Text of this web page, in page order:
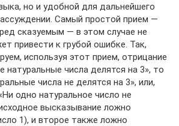
но и удобной для дальнейшего
Cамый простой прием —
сказуемым — в этом случае не
привести к грубой ошибке. Так,
используя этот прием, отрицание
натуральные числа делятся на 3», то
числа не делятся на 3», или,
одно натуральное число не
высказывание ложно
1), и второе также ложно